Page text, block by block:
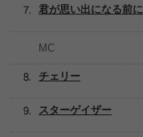
チェリー
君が思い出になる前に
MC
スターゲイザー